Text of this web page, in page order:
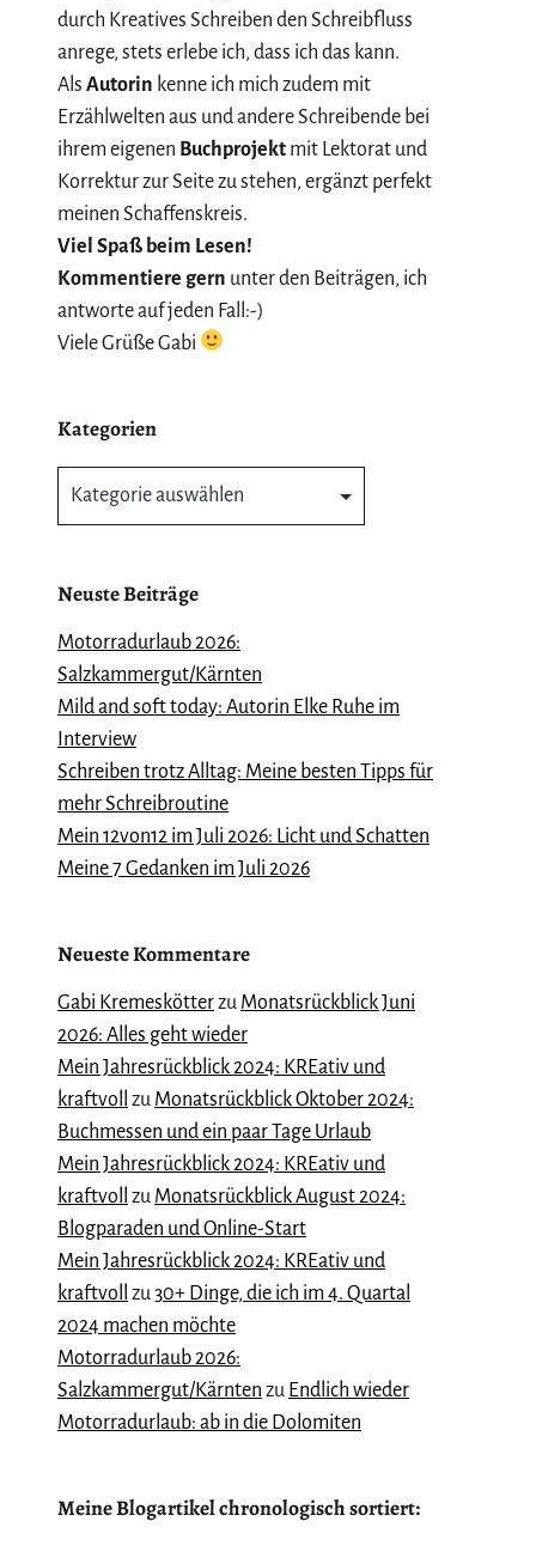
durch Kreatives Schreiben den Schreibfluss
anrege, stets erlebe ich, dass ich das kann.
Als Autorin kenne ich mich zudem mit
Erzählwelten aus und andere Schreibende bei
ihrem eigenen Buchprojekt mit Lektorat und
Korrektur zur Seite zu stehen, ergänzt perfekt
meinen Schaffenskreis.
Viel Spaß beim Lesen!
Kommentiere gern unter den Beiträgen, ich
antworte auf jeden Fall:-)
Viele Grüße Gabi
Kategorien
Kategorien
Neuste Beiträge
Motorradurlaub 2026:
Salzkammergut/Kärnten
Mild and soft today: Autorin Elke Ruhe im
Interview
Schreiben trotz Alltag: Meine besten Tipps für
mehr Schreibroutine
Mein 12von12 im Juli 2026: Licht und Schatten
Meine 7 Gedanken im Juli 2026
Neueste Kommentare
Gabi Kremeskötterzu Monatsrückblick Juni
2026: Alles geht wieder
Mein Jahresrückblick 2024: KREativ und
kraftvoll
zu Monatsrückblick Oktober 2024:
Buchmessen und ein paar Tage Urlaub
Mein Jahresrückblick 2024: KREativ und
kraftvoll
zu Monatsrückblick August 2024:
Blogparaden und Online-Start
Mein Jahresrückblick 2024: KREativ und
kraftvoll
zu30+ Dinge, die ich im 4. Quartal
2024 machen möchte
Motorradurlaub 2026:
Salzkammergut/Kärnten zu Endlich wieder
Motorradurlaub: ab in die Dolomiten
Meine Blogartikel chronologisch sortiert: